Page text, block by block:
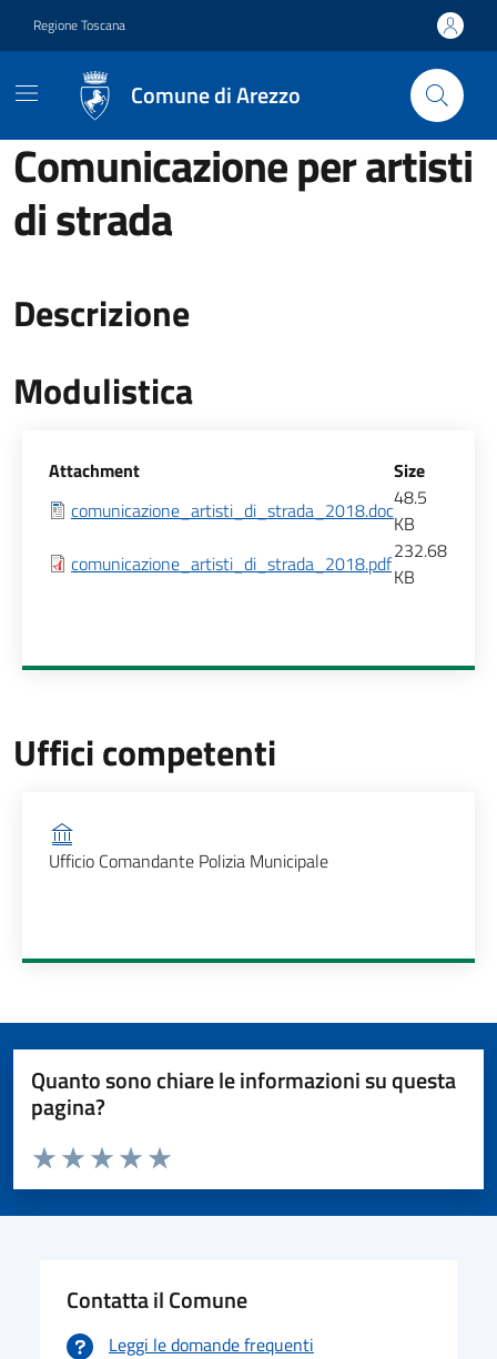
Regione Toscana
Comune di Arezzo
Comunicazione per artisti
di strada
Descrizione
Modulistica
Allegati
Attachment
Size
comunicazione_artisti_di_strada_2018.doc48.5
KB
comunicazione_artisti_di_strada_2018.pdf232.68
KB
Uffici competenti
Ufficio competente
Ufficio Comandante Polizia Municipale
Quanto sono chiare le informazioni su questa
pagina?
Valuta da 1 a 5 stelle la pagina
Valuta 5 stelle su 5
Valuta 4 stelle su 5
Valuta 3 stelle su 5
Valuta 2 stelle su 5
Valuta 1 stelle su 5
Contatta il Comune
Leggi le domande frequenti